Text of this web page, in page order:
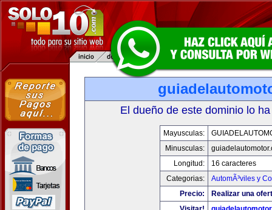
El dueño de este dominio lo
Mayusculas:
Minusculas:
Longitud:
16 caracteres
Categorias:
AutomÃ³viles y
Precio:
Realizar una